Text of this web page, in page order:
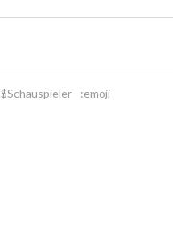
$Schauspieler :emoji